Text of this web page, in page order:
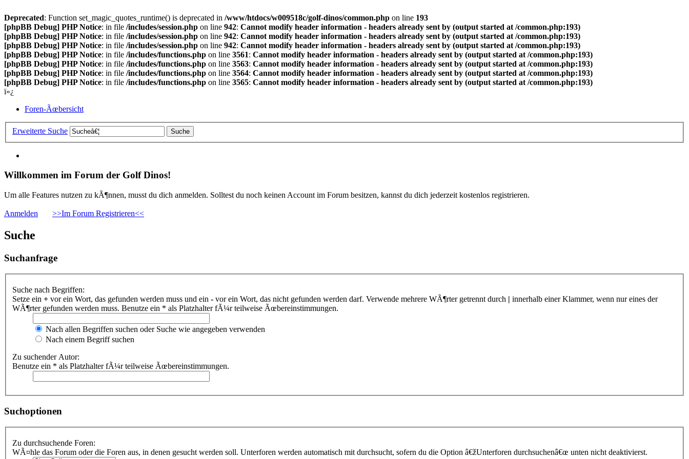
Deprecated: Function set_magic_quotes_runtime() is deprecated in /www/htdocs/w009518c/golf-dinos/common.php on line 193
[phpBB Debug] PHP Notice: in file /includes/session.php on line 942: Cannot modify header information - headers already sent by (output started at /common.php:193)
[phpBB Debug] PHP Notice: in file /includes/session.php on line 942: Cannot modify header information - headers already sent by (output started at /common.php:193)
[phpBB Debug] PHP Notice: in file /includes/session.php on line 942: Cannot modify header information - headers already sent by (output started at /common.php:193)
[phpBB Debug] PHP Notice: in file /includes/functions.php on line 3561: Cannot modify header information - headers already sent by (output started at /common.php:193)
[phpBB Debug] PHP Notice: in file /includes/functions.php on line 3563: Cannot modify header information - headers already sent by (output started at /common.php:193)
[phpBB Debug] PHP Notice: in file /includes/functions.php on line 3564: Cannot modify header information - headers already sent by (output started at /common.php:193)
[phpBB Debug] PHP Notice: in file /includes/functions.php on line 3565: Cannot modify header information - headers already sent by (output started at /common.php:193)
ï»¿
Foren-Ãœbersicht
Erweiterte Suche
Willkommen im Forum der Golf Dinos!
Um alle Features nutzen zu kÃ¶nnen, musst du dich anmelden. Solltest du noch keinen Account im Forum besitzen, kannst du dich jederzeit kostenlos registrieren.
Anmelden >>Im Forum Registrieren<<
Suche
Suchanfrage
Suche nach Begriffen:
Setze ein + vor ein Wort, das gefunden werden muss und ein - vor ein Wort, das nicht gefunden werden darf. Verwende mehrere WÃ¶rter getrennt durch | innerhalb einer Klammer, wenn nur eines der
WÃ¶rter gefunden werden muss. Benutze ein * als Platzhalter fÃ¼r teilweise Ãœbereinstimmungen.
Nach allen Begriffen suchen oder Suche wie angegeben verwenden
Nach einem Begriff suchen
Zu suchender Autor:
Benutze ein * als Platzhalter fÃ¼r teilweise Ãœbereinstimmungen.
Suchoptionen
Zu durchsuchende Foren:
WÃ¤hle das Forum oder die Foren aus, in denen gesucht werden soll. Unterforen werden automatisch mit durchsucht, sofern du die Option â€žUnterforen durchsuchenâ€œ unten nicht deaktivierst.